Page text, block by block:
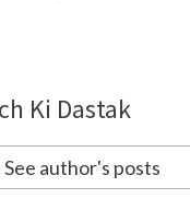
Ki Dastak
See author's posts